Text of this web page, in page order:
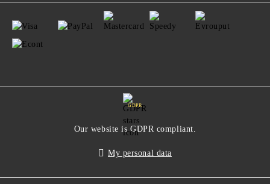
GDPR
Our website is GDPR compliant.
My personal data